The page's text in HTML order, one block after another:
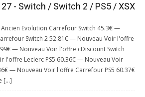
27 - Switch / Switch 2 / PS5 / XSX
Ancien Evolution Carrefour Switch 45.3€ —
Switch 2 52.81€ — Nouveau Voir l'offre
— Nouveau Voir l'offre cDiscount Switch
l'offre Leclerc PS5 60.36€ — Nouveau Voir
— Nouveau Voir l'offre Carrefour PS5 60.37€
[…]